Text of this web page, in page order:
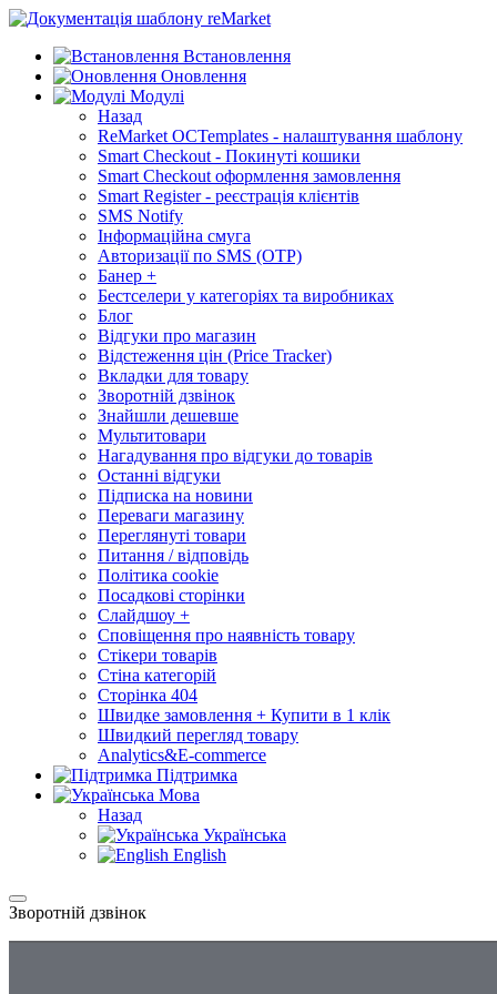
Встановлення
Оновлення
Модулі
Назад
ReMarket OCTemplates - налаштування шаблону
Smart Checkout - Покинуті кошики
Smart Checkout оформлення замовлення
Smart Register - реєстрація клієнтів
SMS Notify
Інформаційна смуга
Авторизації по SMS (OTP)
Банер +
Бестселери у категоріях та виробниках
Блог
Відгуки про магазин
Відстеження цін (Price Tracker)
Вкладки для товару
Зворотній дзвінок
Знайшли дешевше
Мультитовари
Нагадування про відгуки до товарів
Останні відгуки
Підписка на новини
Переваги магазину
Переглянуті товари
Питання / відповідь
Політика cookie
Посадкові сторінки
Слайдшоу +
Сповіщення про наявність товару
Стікери товарів
Стіна категорій
Сторінка 404
Швидке замовлення + Купити в 1 клік
Швидкий перегляд товару
Analytics&E-commerce
Підтримка
Мова
Назад
Українська
English
Зворотній дзвінок